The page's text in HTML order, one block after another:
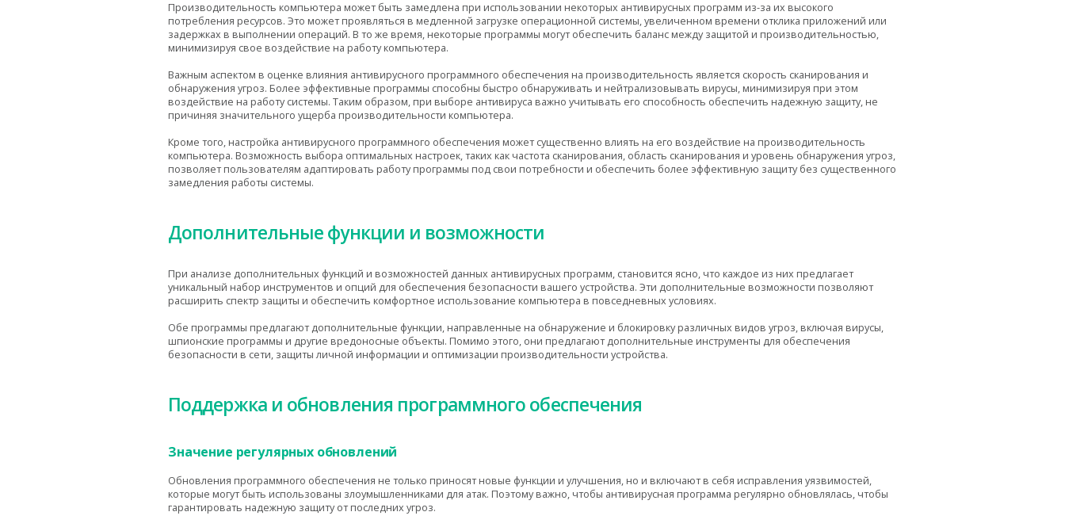
Производительность компьютера может быть замедлена при использовании некоторых антивирусных программ из-за их высокого
потребления ресурсов. Это может проявляться в медленной загрузке операционной системы, увеличенном времени отклика приложений или
задержках в выполнении операций. В то же время, некоторые программы могут обеспечить баланс между защитой и производительностью,
минимизируя свое воздействие на работу компьютера.
Важным аспектом в оценке влияния антивирусного программного обеспечения на производительность является скорость сканирования и
обнаружения угроз. Более эффективные программы способны быстро обнаруживать и нейтрализовывать вирусы, минимизируя при этом
воздействие на работу системы. Таким образом, при выборе антивируса важно учитывать его способность обеспечить надежную защиту, не
причиняя значительного ущерба производительности компьютера.
Кроме того, настройка антивирусного программного обеспечения может существенно влиять на его воздействие на производительность
компьютера. Возможность выбора оптимальных настроек, таких как частота сканирования, область сканирования и уровень обнаружения угроз,
позволяет пользователям адаптировать работу программы под свои потребности и обеспечить более эффективную защиту без существенного
замедления работы системы.
Дополнительные функции и возможности
При анализе дополнительных функций и возможностей данных антивирусных программ, становится ясно, что каждое из них предлагает
уникальный набор инструментов и опций для обеспечения безопасности вашего устройства. Эти дополнительные возможности позволяют
расширить спектр защиты и обеспечить комфортное использование компьютера в повседневных условиях.
Обе программы предлагают дополнительные функции, направленные на обнаружение и блокировку различных видов угроз, включая вирусы,
шпионские программы и другие вредоносные объекты. Помимо этого, они предлагают дополнительные инструменты для обеспечения
безопасности в сети, защиты личной информации и оптимизации производительности устройства.
Поддержка и обновления программного обеспечения
Значение регулярных обновлений
Обновления программного обеспечения не только приносят новые функции и улучшения, но и включают в себя исправления уязвимостей,
которые могут быть использованы злоумышленниками для атак. Поэтому важно, чтобы антивирусная программа регулярно обновлялась, чтобы
гарантировать надежную защиту от последних угроз.